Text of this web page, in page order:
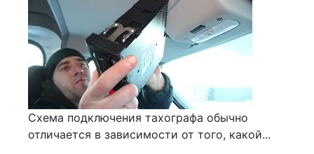
Схема подключения тахографа обычно
отличается в зависимости от того, какой...